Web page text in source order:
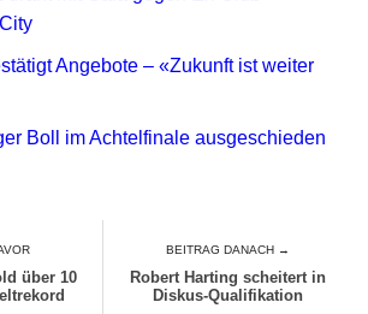
Angebote – «Zukunft ist weiter
Boll im Achtelfinale ausgeschieden
über 10
BEITRAG DANACH →
Robert Harting scheitert in
Diskus-Qualifikation